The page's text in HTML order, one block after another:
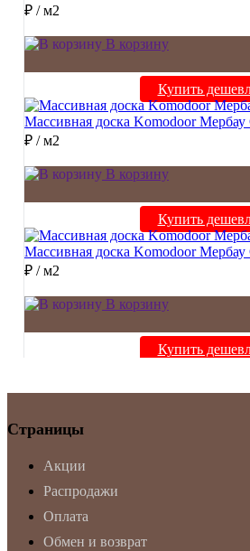
₽ / м2
В корзину
Купить
Массивная доска Komodoor
₽ / м2
В корзину
Купить
Массивная доска Komodoor
₽ / м2
В корзину
Купить
Страницы
Акции
Распродажи
Оплата
Обмен и возврат